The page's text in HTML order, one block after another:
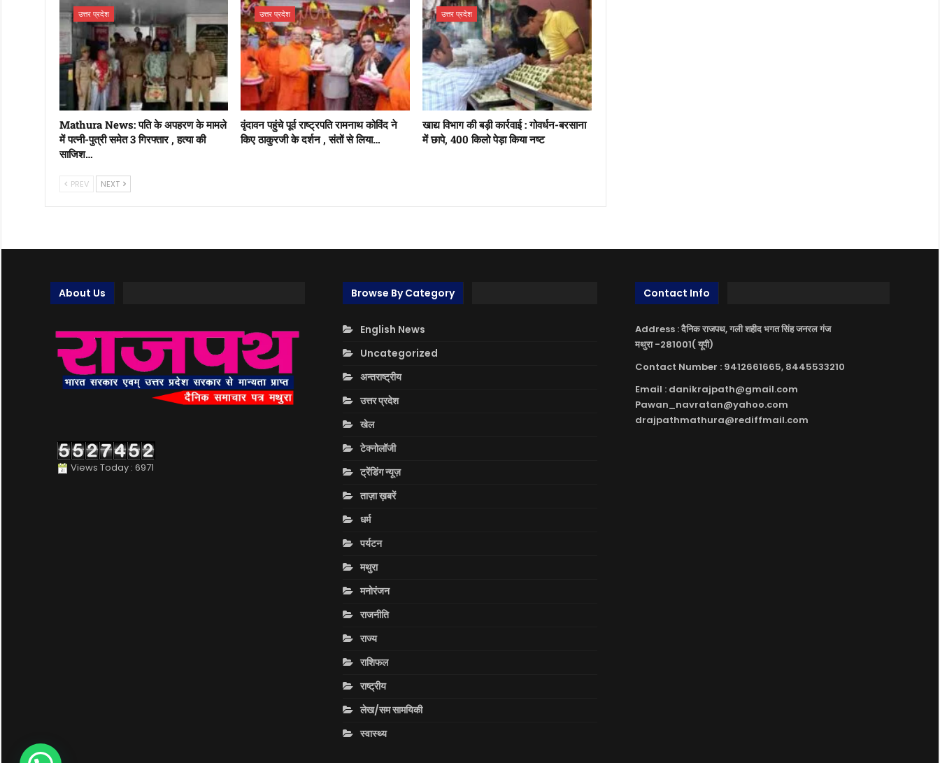
उत्तर प्रदेश
Mathura News: पति के अपहरण के मामले
में पत्नी-पुत्री समेत 3 गिरफ्तार , हत्या की
साजिश…
उत्तर प्रदेश
वृंदावन पहुंचे पूर्व राष्ट्रपति रामनाथ कोविंद ने
किए ठाकुरजी के दर्शन , संतों से लिया…
उत्तर प्रदेश
खाद्य विभाग की बड़ी कार्रवाई : गोवर्धन-बरसाना
में छापे, 400 किलो पेड़ा किया नष्ट
PREV NEXT
About Us
Views Today : 6971
Browse By Category
English News
Uncategorized
अन्तराष्ट्रीय
उत्तर प्रदेश
खेल
टेक्नोलॉजी
ट्रेंडिंग न्यूज़
ताज़ा ख़बरें
धर्म
पर्यटन
मथुरा
मनोरंजन
राजनीति
राज्य
राशिफल
राष्ट्रीय
लेख/सम सामयिकी
स्वास्थ्य
Contact Info
Address : दैनिक राजपथ, गली शहीद भगत सिंह जनरल गंज
मथुरा -281001( यूपी)
Contact Number : 9412661665, 8445533210
Email : danikrajpath@gmail.com
Pawan_navratan@yahoo.com
drajpathmathura@rediffmail.com